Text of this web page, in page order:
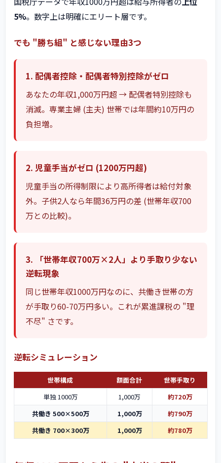
5%。数字上は明確にエリート層です。
でも "勝ち組" と感じない理由3つ
1. 配偶者控除・配偶者特別控除がゼロ
あなたの年収1,000万円超 → 配偶者特別控除も
消滅。専業主婦 (主夫) 世帯では年間約10万円の
負担増。
2. 児童手当がゼロ (1200万円超)
児童手当の所得制限により高所得者は給付対象
外。子供2人なら年間36万円の差 (世帯年収700
万との比較)。
3. 「世帯年収700万×2人」より手取り少ない
逆転現象
同じ世帯年収1000万円なのに、共働き世帯の方
が手取り60-70万円多い。これが累進課税の "理
不尽" さです。
逆転シミュレーション
世帯構成 額面合計
世帯手取り
単独 1000万
1,000万
約720万
共働き 500×500万
1,000万
約790万
共働き 700×300万
1,000万 約780万